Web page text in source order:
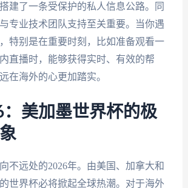
建了一条受保护的私人信息公路。同
专业技术团队支持至关重要。当你遇
特别是在重要时刻，比如准备观看一
直播时，能够获得实时、有效的帮
在海外的心更加踏实。
美加墨世界杯的极
不远处的2026年。由美国、加拿大和
世界杯必将掀起全球热潮。对于海外